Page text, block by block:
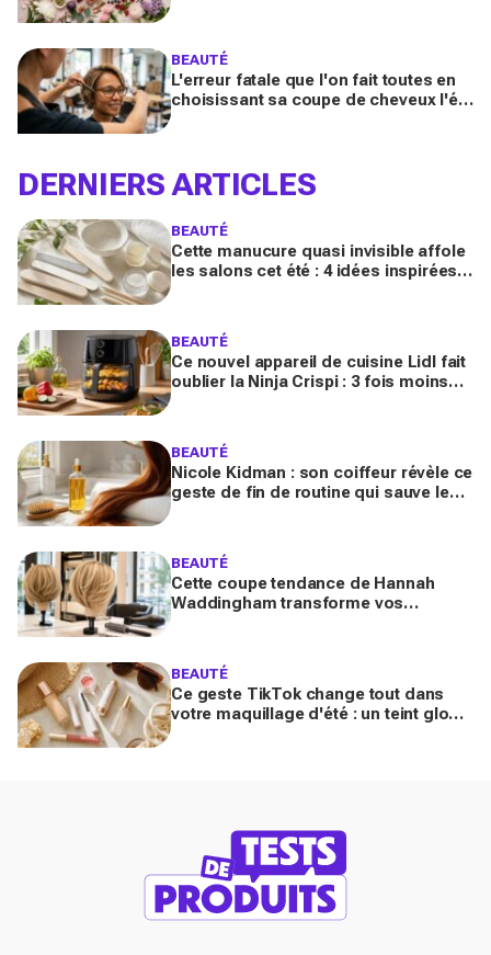
BEAUTÉ
L'erreur fatale que l'on fait toutes en
choisissant sa coupe de cheveux l'été
DERNIERS ARTICLES
BEAUTÉ
Cette manucure quasi invisible affole
les salons cet été : 4 idées inspirées
BEAUTÉ
Ce nouvel appareil de cuisine Lidl fait
oublier la Ninja Crispi : 3 fois moins
BEAUTÉ
Nicole Kidman : son coiffeur révèle ce
geste de fin de routine qui sauve les
BEAUTÉ
Cette coupe tendance de Hannah
Waddingham transforme vos
BEAUTÉ
Ce geste TikTok change tout dans
votre maquillage d'été : un teint glowy